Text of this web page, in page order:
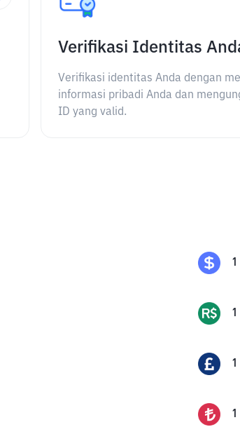
Verifikasi Identitas
Verifikasi identitas Anda dengan
informasi pribadi Anda dan
ID yang valid.
1
1
1
1